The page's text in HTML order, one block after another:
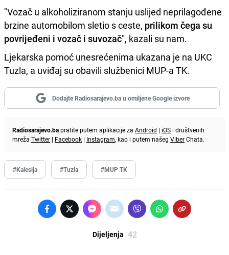
"Vozač u alkoholiziranom stanju uslijed neprilagođene
brzine automobilom sletio s ceste, prilikom čega su
povrijeđeni i vozač i suvozač", kazali su nam.
Ljekarska pomoć unesrećenima ukazana je na UKC
Tuzla, a uviđaj su obavili službenici MUP-a TK.
Dodajte Radiosarajevo.ba u omiljene Google izvore
Radiosarajevo.bapratite putem aplikacije za Android | iOS i društvenih
mreža Twitter | Facebook | Instagram, kao i putem našeg ViberChata.
#Kalesija #Tuzla #MUP TK
Dijeljenja 42